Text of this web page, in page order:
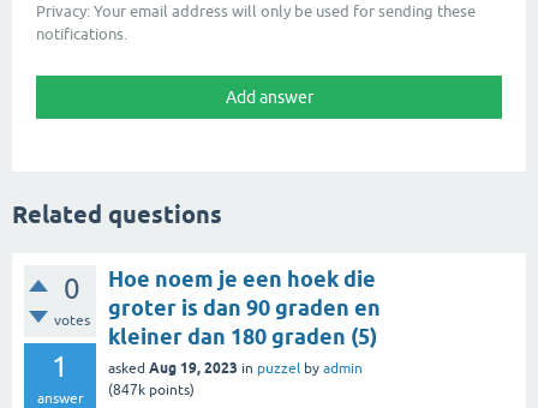
Privacy: Your email address will only be used for sending these
notifications.
Related questions
0
votes
1
answer
Hoe noem je een hoek die
groter is dan 90 graden en
kleiner dan 180 graden (5)
asked Aug 19, 2023 in puzzel by admin
(847k points)